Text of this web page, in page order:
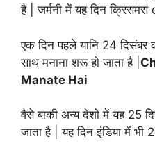
है | जर्मनी में यह दिन
एक दिन पहले यानि 24 दिसंबर
साथ मनाना शरू हो जाता है |
Manate Hai
वैसे बाकी अन्य देशो में यह 25
जाता है | यह दिन इंडिया में भी